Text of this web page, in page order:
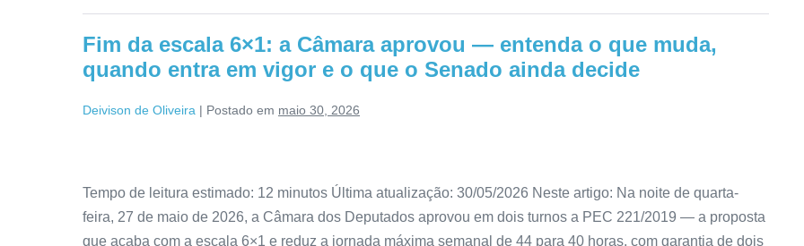
Fim da escala 6×1: a Câmara aprovou — entenda o que muda,
quando entra em vigor e o que o Senado ainda decide
Deivison de Oliveira | Postado em maio 30, 2026
Tempo de leitura estimado: 12 minutos Última atualização: 30/05/2026 Neste artigo: Na noite de quarta-
feira, 27 de maio de 2026, a Câmara dos Deputados aprovou em dois turnos a PEC 221/2019 — a proposta
que acaba com a escala 6×1 e reduz a jornada máxima semanal de 44 para 40 horas, com garantia de dois